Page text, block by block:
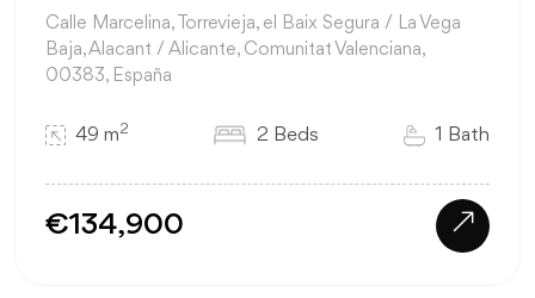
Calle Marcelina, Torrevieja, el Baix Segura / La Vega
Baja, Alacant / Alicante, Comunitat Valenciana,
00383, España
49 m2 2 Beds 1 Bath
€134,900